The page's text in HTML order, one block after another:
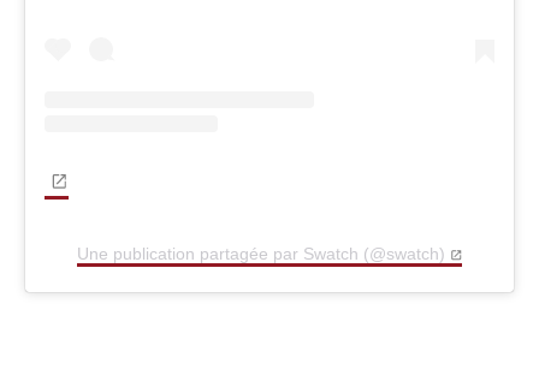
Une publication partagée par Swatch (@swatch)